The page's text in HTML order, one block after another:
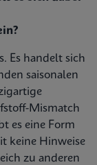
Es handelt sich
saisonalen
Mismatch
es eine Form
keine Hinweise
zu anderen